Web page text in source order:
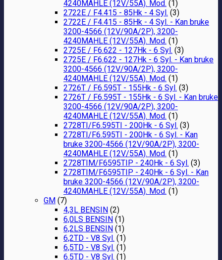
4240MAHLE (12V/55A). Mod. (1)
2722E / F4.415 - 85Hk - 4 Syl. (3)
2722E / F4.415 - 85Hk - 4 Syl. - Kan bruke
3200-4566 (12V/90A/2P), 3200-
4240MAHLE (12V/55A). Mod. (1)
2725E / F6.622 - 127Hk - 6 Syl. (3)
2725E / F6.622 - 127Hk - 6 Syl. - Kan bruke
3200-4566 (12V/90A/2P), 3200-
4240MAHLE (12V/55A). Mod. (1)
2726T / F6.595T - 155Hk - 6 Syl. (3)
2726T / F6.595T - 155Hk - 6 Syl. - Kan bruke
3200-4566 (12V/90A/2P), 3200-
4240MAHLE (12V/55A). Mod. (1)
2728TI/F6.595TI - 200Hk - 6 Syl. (3)
2728TI/F6.595TI - 200Hk - 6 Syl. - Kan
bruke 3200-4566 (12V/90A/2P), 3200-
4240MAHLE (12V/55A). Mod. (1)
2728TIM/F6595TIP - 240Hk - 6 Syl. (3)
2728TIM/F6595TIP - 240Hk - 6 Syl. - Kan
bruke 3200-4566 (12V/90A/2P), 3200-
4240MAHLE (12V/55A). Mod. (1)
GM (7)
4,3L BENSIN (2)
6,0LS BENSIN (1)
6,2LS BENSIN (1)
6,2TD - V8 Syl. (1)
6,5TD - V8 Syl. (1)
6.5TD - V8 Syl. (1)